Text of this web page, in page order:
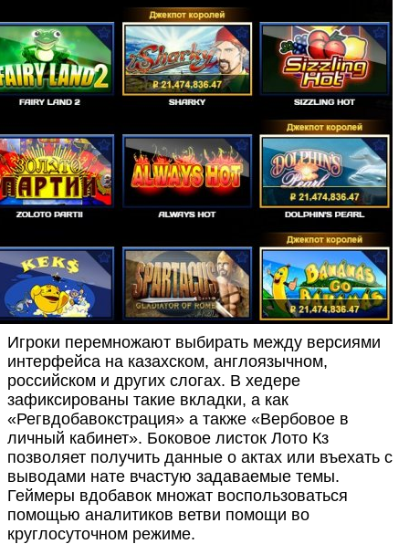
Игроки перемножают выбирать между версиями
интерфейса на казахском, англоязычном,
российском и других слогах. В хедере
зафиксированы такие вкладки, а как
«Регвдобавокстрация» а также «Вербовое в
личный кабинет». Боковое листок Лото Кз
позволяет получить данные о актах или въехать с
выводами нате вчастую задаваемые темы.
Геймеры вдобавок множат воспользоваться
помощью аналитиков ветви помощи во
круглосуточном режиме.